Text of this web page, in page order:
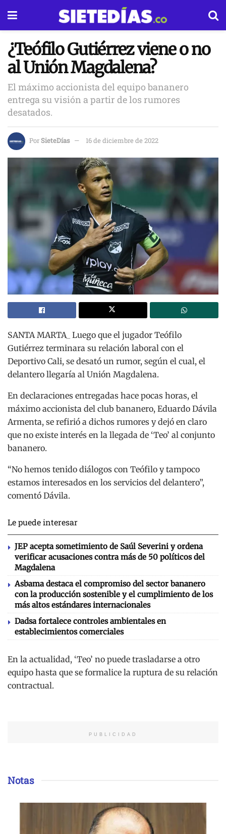
¿Teófilo Gutiérrez viene o no
al Unión Magdalena?
El máximo accionista del equipo bananero
entrega su visión a partir de los rumores
desatados.
PorSieteDías 16 de diciembre de 2022
SANTA MARTA_ Luego que el jugador Teófilo
Gutiérrez terminara su relación laboral con el
Deportivo Cali, se desató un rumor, según el cual, el
delantero llegaría al Unión Magdalena.
En declaraciones entregadas hace pocas horas, el
máximo accionista del club bananero, Eduardo Dávila
Armenta, se refirió a dichos rumores y dejó en claro
que no existe interés en la llegada de ‘Teo’ al conjunto
bananero.
“No hemos tenido diálogos con Teófilo y tampoco
estamos interesados en los servicios del delantero”,
comentó Dávila.
Le puede interesar
JEP acepta sometimiento de Saúl Severini y ordena
verificar acusaciones contra más de 50 políticos del
Magdalena
Asbama destaca el compromiso del sector bananero
con la producción sostenible y el cumplimiento de los
más altos estándares internacionales
Dadsa fortalece controles ambientales en
establecimientos comerciales
En la actualidad, ‘Teo’ no puede trasladarse a otro
equipo hasta que se formalice la ruptura de su relación
contractual.
PUBLICIDAD
Notas